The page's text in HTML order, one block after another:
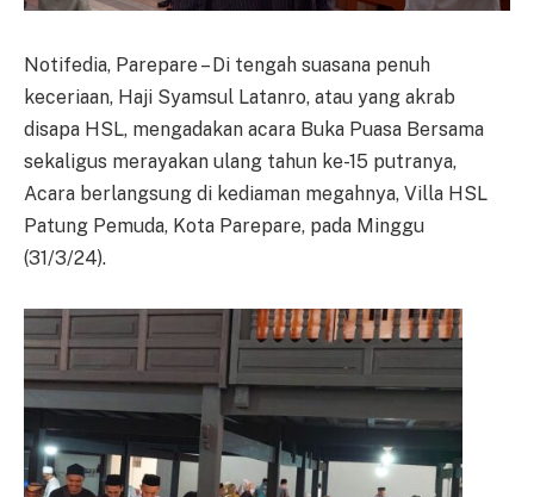
Notifedia, Parepare – Di tengah suasana penuh
keceriaan, Haji Syamsul Latanro, atau yang akrab
disapa HSL, mengadakan acara Buka Puasa Bersama
sekaligus merayakan ulang tahun ke-15 putranya,
Acara berlangsung di kediaman megahnya, Villa HSL
Patung Pemuda, Kota Parepare, pada Minggu
(31/3/24).